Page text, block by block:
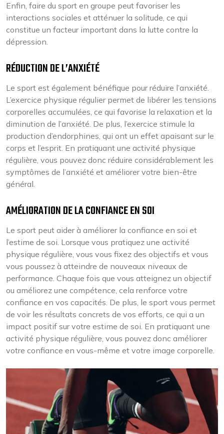
Enfin, faire du sport en groupe peut favoriser les
interactions sociales et atténuer la solitude, ce qui
constitue un facteur important dans la lutte contre la
dépression.
RÉDUCTION DE L’ANXIÉTÉ
Le sport est également bénéfique pour réduire l’anxiété.
L’exercice physique régulier permet de libérer les tensions
corporelles accumulées, ce qui favorise la relaxation et la
diminution de l’anxiété. De plus, l’exercice stimule la
production d’endorphines, qui ont un effet apaisant sur le
corps et l’esprit. En pratiquant une activité physique
régulière, vous pouvez donc réduire considérablement les
symptômes de l’anxiété et améliorer votre bien-être
général.
AMÉLIORATION DE LA CONFIANCE EN SOI
Le sport peut aider à améliorer la confiance en soi et
l’estime de soi. Lorsque vous pratiquez une activité
physique régulière, vous vous fixez des objectifs et vous
vous poussez à atteindre de nouveaux niveaux de
performance. Chaque fois que vous atteignez un objectif
ou améliorez une compétence, cela renforce votre
confiance en vos capacités. De plus, le sport vous permet
de voir les résultats concrets de vos efforts, ce qui a un
impact positif sur votre estime de soi. En pratiquant une
activité physique régulière, vous pouvez donc améliorer
votre confiance en vous-même et votre image corporelle.